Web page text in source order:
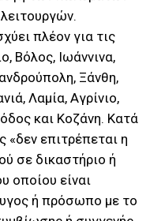
πλέον για τις
Βόλος, Ιωάννινα,
Ξάνθη,
Λαμία, Αγρίνιο,
και Κοζάνη. Κατά
«δεν επιτρέπεται η
σε δικαστήριο ή
οποίου είναι
ή πρόσωπο με το